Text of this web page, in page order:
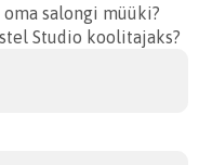
salongi müüki?
Studio koolitajaks?